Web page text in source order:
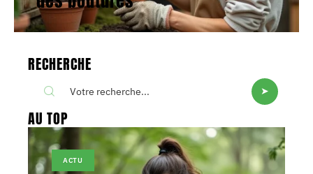
RECHERCHE
AU TOP
ACTU